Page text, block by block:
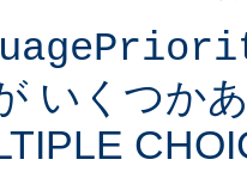
いくつか